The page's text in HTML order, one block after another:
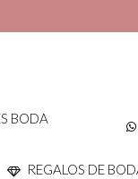
BODA
REGALOS DE